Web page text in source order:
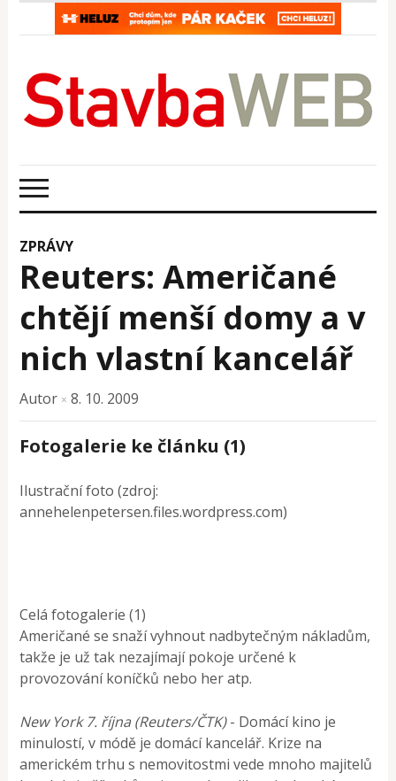
ZPRÁVY
Reuters: Američané
chtějí menší domy a v
nich vlastní kancelář
Autor × 8. 10. 2009
Fotogalerie ke článku (1)
Ilustrační foto (zdroj:
annehelenpetersen.files.wordpress.com)
Celá fotogalerie (1)
Američané se snaží vyhnout nadbytečným nákladům,
takže je už tak nezajímají pokoje určené k
provozování koníčků nebo her atp.
New York 7. října (Reuters/ČTK)- Domácí kino je
minulostí, v módě je domácí kancelář. Krize na
americkém trhu s nemovitostmi vede mnoho majitelů